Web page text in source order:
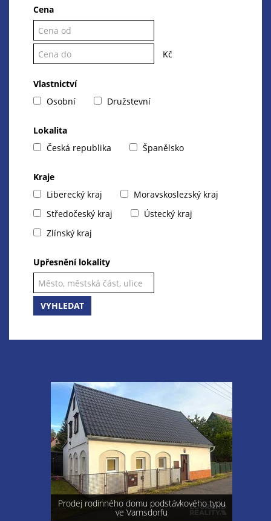
Cena
Kč
Vlastnictví
Osobní
Družstevní
Lokalita
Česká republika
Španělsko
Kraje
Liberecký kraj
Moravskoslezský kraj
Středočeský kraj
Ústecký kraj
Zlínský kraj
Upřesnění lokality
VYHLEDAT
Prodej rodinného domu podstávkového typu
ve Varnsdorfu